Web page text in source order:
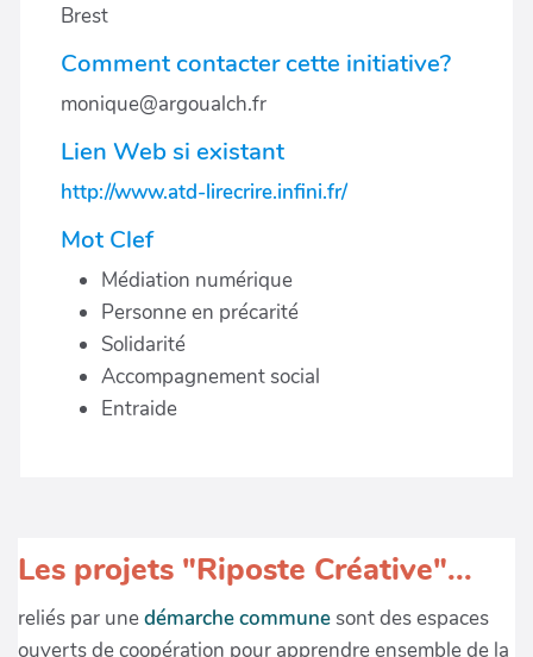
Brest
Comment contacter cette initiative?
monique@argoualch.fr
Lien Web si existant
http://www.atd-lirecrire.infini.fr/
Mot Clef
Médiation numérique
Personne en précarité
Solidarité
Accompagnement social
Entraide